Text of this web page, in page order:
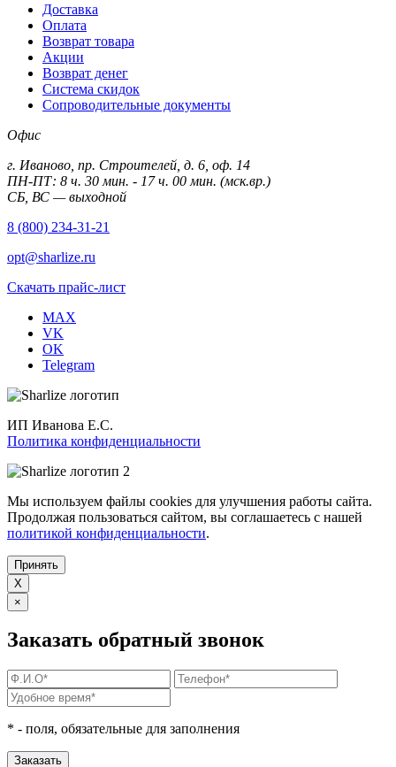
Доставка
Оплата
Возврат товара
Акции
Возврат денег
Система скидок
Сопроводительные документы
Офис
г. Иваново, пр. Строителей, д. 6, оф. 14
ПН-ПТ: 8 ч. 30 мин. - 17 ч. 00 мин. (мск.вр.)
СБ, ВС — выходной
8 (800) 234-31-21
opt@sharlize.ru
Скачать прайс-лист
MAX
VK
OK
Telegram
ИП Иванова Е.С.
Политика конфиденциальности
Мы используем файлы cookies для улучшения работы сайта.
Продолжая пользоваться сайтом, вы соглашаетесь с нашей
политикой конфиденциальности.
Принять
X
×
Заказать обратный звонок
* - поля, обязательные для заполнения